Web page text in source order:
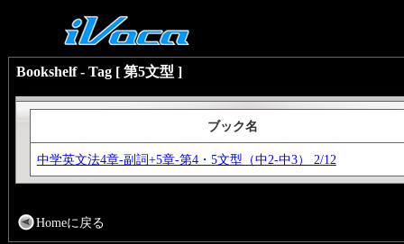
Bookshelf - Tag [ 第5文型 ]
ブック名
中学英文法4章-副詞+5章-第4・5文型（中2-中3） 2/12
Homeに戻る